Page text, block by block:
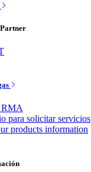
RMA
para solicitar servicios
products information